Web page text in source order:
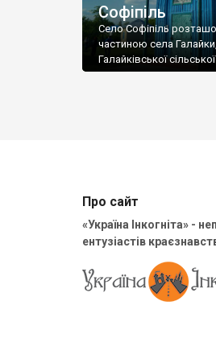
Софіпіль
Село Софіпіль
частиною села
Галайківської
Про сайт
«Україна Інкогніта» -
ентузіастів